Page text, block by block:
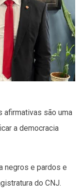
afirmativas são uma
a democracia
negros e pardos e
do CNJ.